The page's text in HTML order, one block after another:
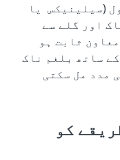
(سیلینیکس یا
اور گلے سے
ثابت ہو
ساتھ بلغم ناک
مدد مل سکتی
کو